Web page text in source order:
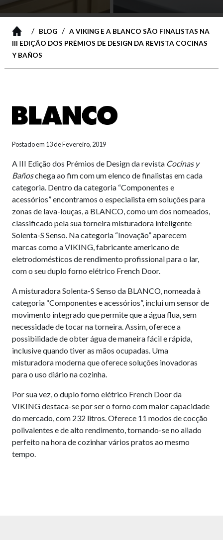
/ BLOG/ A VIKING E A BLANCO SÃO FINALISTAS NA
III EDIÇÃO DOS PRÉMIOS DE DESIGN DA REVISTA COCINAS
Y BAÑOS
Postado em 13 de Fevereiro, 2019
A III Edição dos Prémios de Design da revista Cocinas y
Bañoschega ao fim com um elenco de finalistas em cada
categoria. Dentro da categoria “Componentes e
acessórios” encontramos o especialista em soluções para
zonas de lava-louças, a BLANCO, como um dos nomeados,
classificado pela sua torneira misturadora inteligente
Solenta-S Senso. Na categoria “Inovação” aparecem
marcas como a VIKING, fabricante americano de
eletrodomésticos de rendimento profissional para o lar,
com o seu duplo forno elétrico French Door.
A misturadora Solenta-S Senso da BLANCO, nomeada à
categoria “Componentes e acessórios”, inclui um sensor de
movimento integrado que permite que a água flua, sem
necessidade de tocar na torneira. Assim, oferece a
possibilidade de obter água de maneira fácil e rápida,
inclusive quando tiver as mãos ocupadas. Uma
misturadora moderna que oferece soluções inovadoras
para o uso diário na cozinha.
Por sua vez, o duplo forno elétrico French Door da
VIKING destaca-se por ser o forno com maior capacidade
do mercado, com 232 litros. Oferece 11 modos de cocção
polivalentes e de alto rendimento, tornando-se no aliado
perfeito na hora de cozinhar vários pratos ao mesmo
tempo.